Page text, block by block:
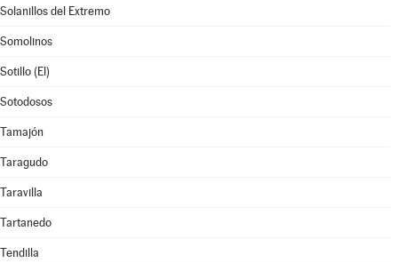
Solanillos del Extremo
Somolinos
Sotillo (El)
Sotodosos
Tamajón
Taragudo
Taravilla
Tartanedo
Tendilla